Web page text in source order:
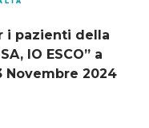
i pazienti della
IO ESCO” a
Novembre 2024